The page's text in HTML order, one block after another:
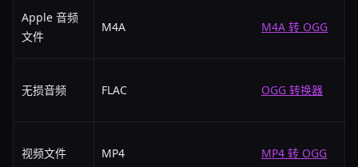
Apple 音频
文件
M4A M4A 转 OGG
无损音频 FLAC OGG 转换器
视频文件 MP4 MP4 转 OGG